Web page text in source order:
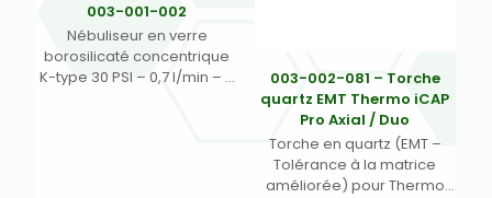
003-001-002
Nébuliseur en verre
borosilicaté concentrique
K-type 30 PSI – 0,7 l/min – 3
003-002-081 – Torche
quartz EMT Thermo iCAP
Pro Axial / Duo
Torche en quartz (EMT –
Tolérance à la matrice
améliorée) pour Thermo